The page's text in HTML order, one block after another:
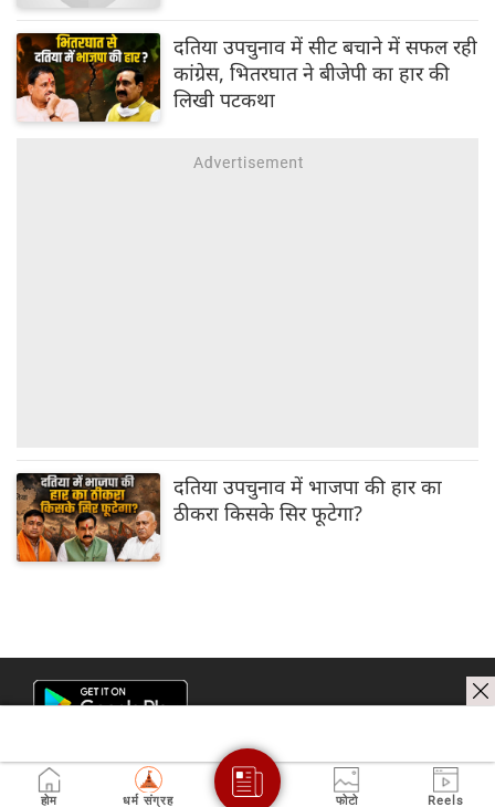
दतिया उपचुनाव में सीट बचाने में सफल रही
कांग्रेस, भितरघात ने बीजेपी का हार की
लिखी पटकथा
दतिया उपचुनाव में भाजपा की हार का
ठीकरा किसके सिर फूटेगा?
होम धर्म संग्रह फोटो Reels